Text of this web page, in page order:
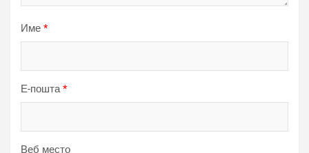
Име *
Е-пошта*
Веб место